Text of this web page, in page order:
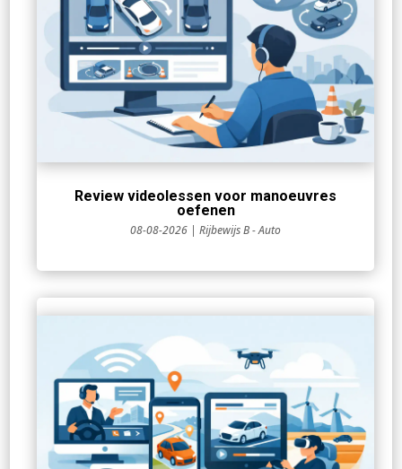
Review videolessen voor manoeuvres
oefenen
08-08-2026 | Rijbewijs B - Auto